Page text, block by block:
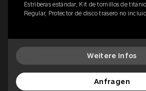
Estriberas estándar, Kit de tornillos de
Regular, Protector de disco trasero no
Weitere Infos
Anfragen